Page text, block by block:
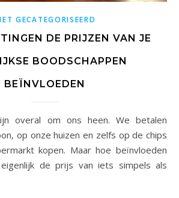
GECATEGORISEERD
DE PRIJZEN VAN JE
BOODSCHAPPEN
BEÏNVLOEDEN
op onze huizen en zelfs op de chips
kopen. Maar hoe beïnvloeden
de prijs van iets simpels als